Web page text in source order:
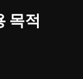
목적